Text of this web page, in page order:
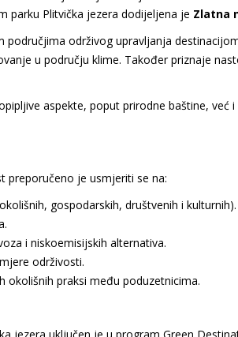
parku Plitvička jezera dodijeljena je Zlatna
područjima održivog upravljanja
u području klime. Također priznaje
aspekte, poput prirodne baštine, već
preporučeno je usmjeriti se na:
gospodarskih, društvenih i kulturnih).
i niskoemisijskih alternativa.
održivosti.
okolišnih praksi među poduzetnicima.